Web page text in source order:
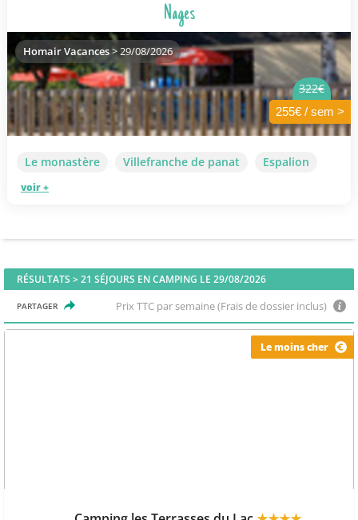
Nages
322€
255€ / sem >
Homair Vacances> 29/08/2026
Le monastère Villefranche de panat Espalion
voir +
RÉSULTATS >21 SÉJOURS EN CAMPING LE 29/08/2026
PARTAGER Prix TTC par semaine (Frais de dossier inclus)
Le moins cher